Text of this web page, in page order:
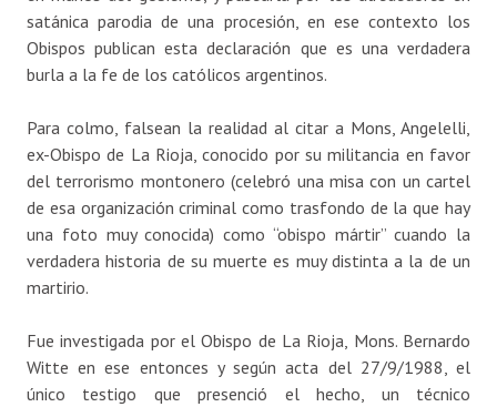
satánica parodia de una procesión, en ese contexto los
Obispos publican esta declaración que es una verdadera
burla a la fe de los católicos argentinos.
Para colmo, falsean la realidad al citar a Mons, Angelelli,
ex-Obispo de La Rioja, conocido por su militancia en favor
del terrorismo montonero (celebró una misa con un cartel
de esa organización criminal como trasfondo de la que hay
una foto muy conocida) como “obispo mártir” cuando la
verdadera historia de su muerte es muy distinta a la de un
martirio.
Fue investigada por el Obispo de La Rioja, Mons. Bernardo
Witte en ese entonces y según acta del 27/9/1988, el
único testigo que presenció el hecho, un técnico